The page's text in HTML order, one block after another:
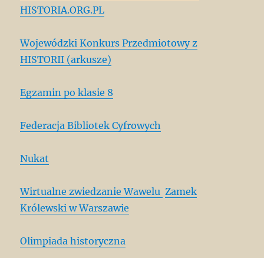
HISTORIA.ORG.PL
Wojewódzki Konkurs Przedmiotowy z
HISTORII (arkusze)
Egzamin po klasie 8
Federacja Bibliotek Cyfrowych
Nukat
Wirtualne zwiedzanie Wawelu Zamek
Królewski w Warszawie
Olimpiada historyczna